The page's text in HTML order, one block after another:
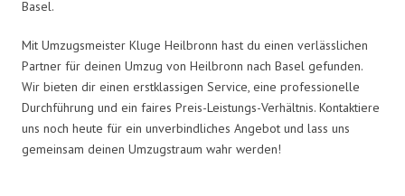
Basel.
Mit Umzugsmeister Kluge Heilbronn hast du einen verlässlichen
Partner für deinen Umzug von Heilbronn nach Basel gefunden.
Wir bieten dir einen erstklassigen Service, eine professionelle
Durchführung und ein faires Preis-Leistungs-Verhältnis. Kontaktiere
uns noch heute für ein unverbindliches Angebot und lass uns
gemeinsam deinen Umzugstraum wahr werden!